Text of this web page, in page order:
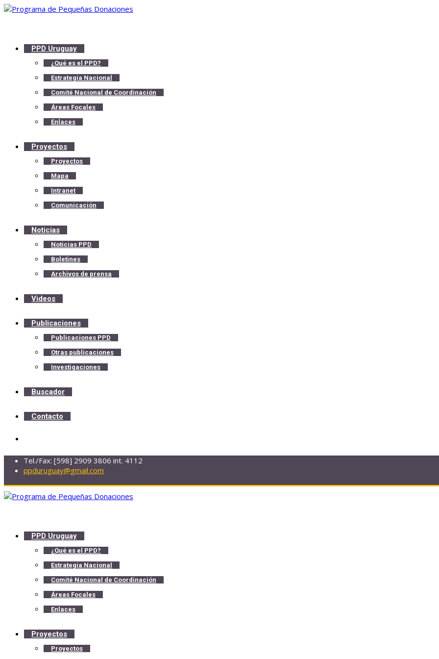
PPD Uruguay
¿Qué es el PPD?
Estrategia Nacional
Comité Nacional de Coordinación
Áreas Focales
Enlaces
Proyectos
Proyectos
Mapa
Intranet
Comunicación
Noticias
Noticias PPD
Boletines
Archivos de prensa
Videos
Publicaciones
Publicaciones PPD
Otras publicaciones
Investigaciones
Buscador
Contacto
Tel./Fax: [598] 2909 3806 int. 4112
ppduruguay@gmail.com
PPD Uruguay
¿Qué es el PPD?
Estrategia Nacional
Comité Nacional de Coordinación
Áreas Focales
Enlaces
Proyectos
Proyectos